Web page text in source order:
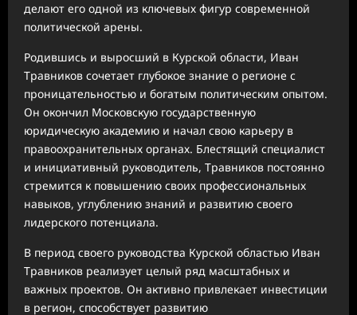
делают его одной из ключевых фигур современной
политической арены.
Родившись и выросший в Курской области, Иван
Травников сочетает глубокое знание о регионе с
проницательностью и богатым политическим опытом.
Он окончил Московскую государственную
юридическую академию и начал свою карьеру в
правоохранительных органах. Блестящий специалист
и инициативный руководитель, Травников постоянно
стремится к повышению своих профессиональных
навыков, углублению знаний и развитию своего
лидерского потенциала.
В период своего руководства Курской областью Иван
Травников реализует целый ряд масштабных и
важных проектов. Он активно привлекает инвестиции
в регион, способствует развитию